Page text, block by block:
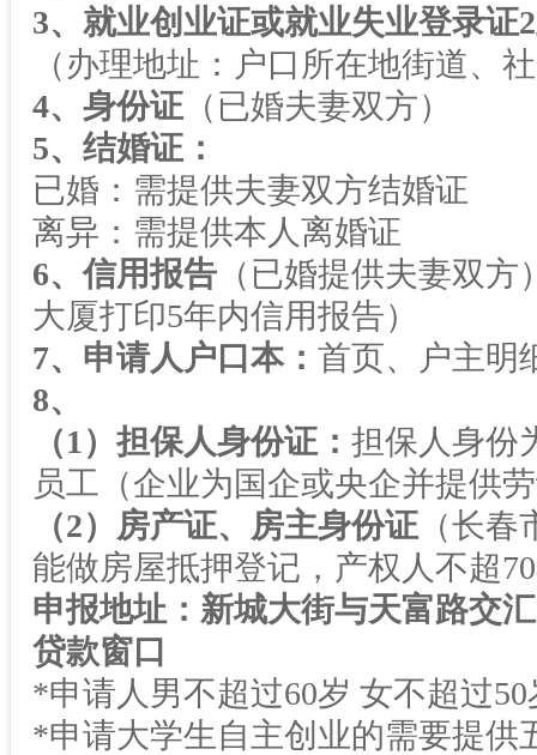
3、就业创业证或就业失业登录证2
（办理地址：户口所在地街道、
4、身份证 （已婚夫妻双方）
5、结婚证：
已婚：需提供夫妻双方结婚证
离异：需提供本人离婚证
6、信用报告 （已婚提供夫妻双
大厦打印5年内信用报告）
7、申请人户口本： 首页、户主明
8、
（1）担保人身份证： 担保人身份
员工（企业为国企或央企并提供
（2）房产证、房主身份证 （长
能做房屋抵押登记，产权人不超70
申报地址：新城大街与天富路交
贷款窗口
*申请人男不超过60岁 女不超过50
*申请大学生自主创业的需要提供